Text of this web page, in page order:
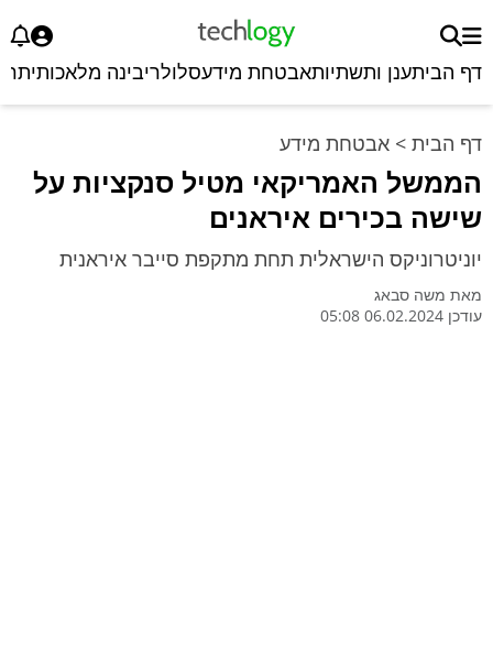
דף הביתענן ותשתיותאבטחת מידעסלולריבינה מלאכותית
דף הבית > אבטחת מידע
הממשל האמריקאי מטיל סנקציות על
שישה בכירים איראנים
יוניטרוניקס הישראלית תחת מתקפת סייבר איראנית
מאת משה סבאג
עודכן 06.02.2024 05:08